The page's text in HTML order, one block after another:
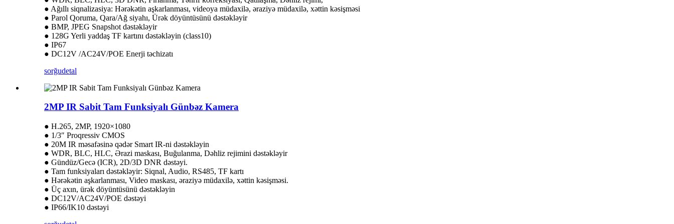
● Ağıllı siqnalizasiya: Hərəkətin aşkarlanması, videoya müdaxilə, əraziyə müdaxilə, xəttin kəsişməsi
● Parol Qoruma, Qara/Ağ siyahı, Ürək döyüntüsünü dəstəkləyir
● BMP, JPEG Snapshot dəstəkləyir
● 128G Yerli yaddaş TF kartını dəstəkləyin (class10)
● IP67
● DC12V /AC24V/POE Enerji təchizatı
sorğudetal
2MP IR Sabit Tam Funksiyalı Günbəz Kamera
● H.265, 2MP, 1920×1080
● 1/3″ Proqressiv CMOS
● 20M IR məsafəsinə qədər Smart IR-ni dəstəkləyin
● WDR, BLC, HLC, Ərazi maskası, Buğulanma, Dəhliz rejimini dəstəkləyir
● Gündüz/Gecə (ICR), 2D/3D DNR dəstəyi.
● Tam funksiyaları dəstəkləyir: Siqnal, Audio, RS485, TF kartı
● Hərəkətin aşkarlanması, Video maskası, əraziyə müdaxilə, xəttin kəsişməsi.
● Üç axın, ürək döyüntüsünü dəstəkləyin
● DC12V/AC24V/POE dəstəyi
● IP66/IK10 dəstəyi